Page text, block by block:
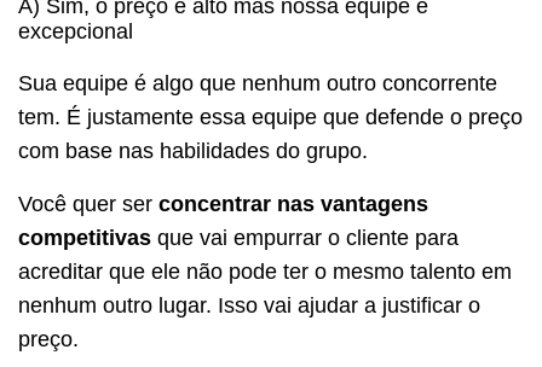
A) Sim, o preço é alto mas nossa equipe é
excepcional
Sua equipe é algo que nenhum outro concorrente
tem. É justamente essa equipe que defende o preço
com base nas habilidades do grupo.
Você quer ser concentrar nas vantagens
competitivas que vai empurrar o cliente para
acreditar que ele não pode ter o mesmo talento em
nenhum outro lugar. Isso vai ajudar a justificar o
preço.